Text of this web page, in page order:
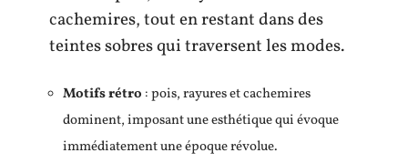
cachemires, tout en restant dans des
teintes sobres qui traversent les modes.
Motifs rétro : pois, rayures et cachemires
dominent, imposant une esthétique qui évoque
immédiatement une époque révolue.